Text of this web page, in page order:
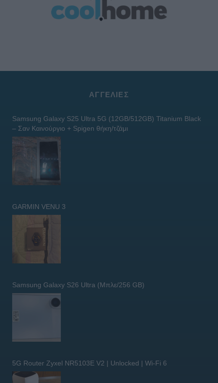
ΑΓΓΕΛΊΕΣ
Samsung Galaxy S25 Ultra 5G (12GB/512GB) Titanium Black
– Σαν Καινούργιο + Spigen θήκη/τζάμι
GARMIN VENU 3
Samsung Galaxy S26 Ultra (Μπλε/256 GB)
5G Router Zyxel NR5103E V2 | Unlocked | Wi-Fi 6